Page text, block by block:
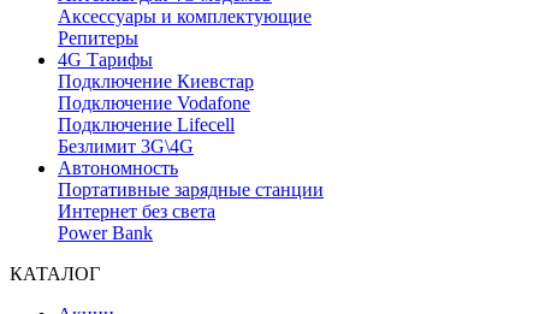
Аксессуары и комплектующие
Репитеры
4G Тарифы
Подключение Киевстар
Подключение Vodafone
Подключение Lifecell
Безлимит 3G\4G
Автономность
Портативные зарядные станции
Интернет без света
Power Bank
КАТАЛОГ